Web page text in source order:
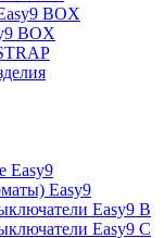
BOX
BOX
Easy9
Easy9
Easy9 В
Easy9 С